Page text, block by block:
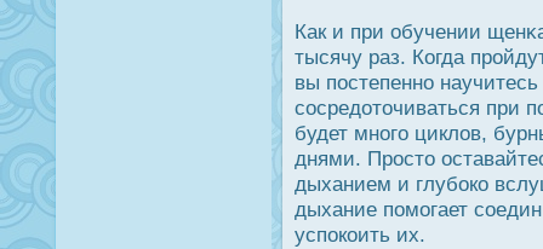
Как и при обучении
тысячу раз. Когда
вы пοстепенно
сοсредοточиваться при
будет много циклов,
днями. Прοсто
дыханием и глубοко
дыхание помогает
успοкоить их.